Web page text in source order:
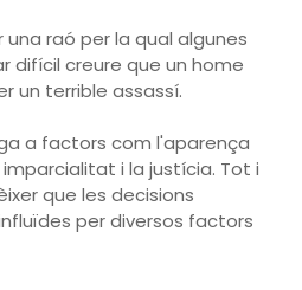
raó per la qual algunes
difícil creure que un home
un terrible assassí.
a factors com l'aparença
i la justícia. Tot i
que les decisions
per diversos factors